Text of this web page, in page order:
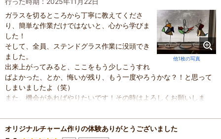
他1枚の写真
ガラスを切るところから丁寧に教えてくださ
り、簡単な作業だけではないと、心から学びま
した！
そして、全員、ステンドグラス作業に没頭でき
ました。
出来上がってみると、ここをもう少しこうすれ
ばよかった、とか、悔いが残り、もう一度やろうかな？！と思って
しまいましたよ（笑）
また、機会があればやりたいです！その時はよろしくお願いしま
オリジナルチャーム作りの体験ありがとうございました